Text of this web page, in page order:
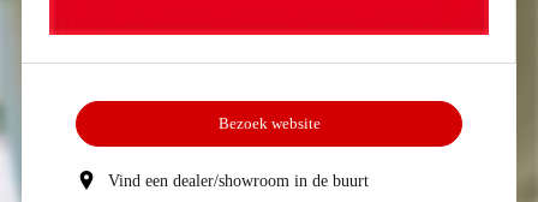
Bezoek website
Vind een dealer/showroom in de buurt